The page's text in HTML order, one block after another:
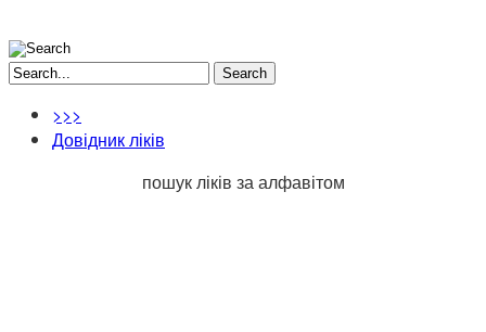
Search
>>>
Довідник ліків
пошук ліків за алфавітом